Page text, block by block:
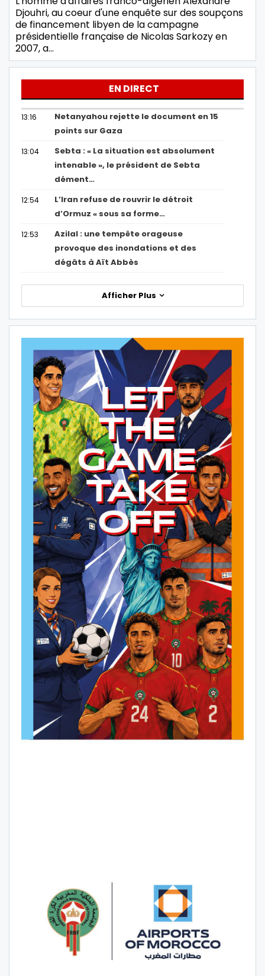
Djouhri, au coeur d'une enquête sur des soupçons
de financement libyen de la campagne
présidentielle française de Nicolas Sarkozy en
2007, a…
EN DIRECT
13:16
Netanyahou rejette le document en 15
points sur Gaza
13:04
Sebta : « La situation est absolument
intenable », le président de Sebta
dément…
12:54
L’Iran refuse de rouvrir le détroit
d’Ormuz « sous sa forme…
12:53
Azilal : une tempête orageuse
provoque des inondations et des
dégâts à Aït Abbès
Afficher Plus